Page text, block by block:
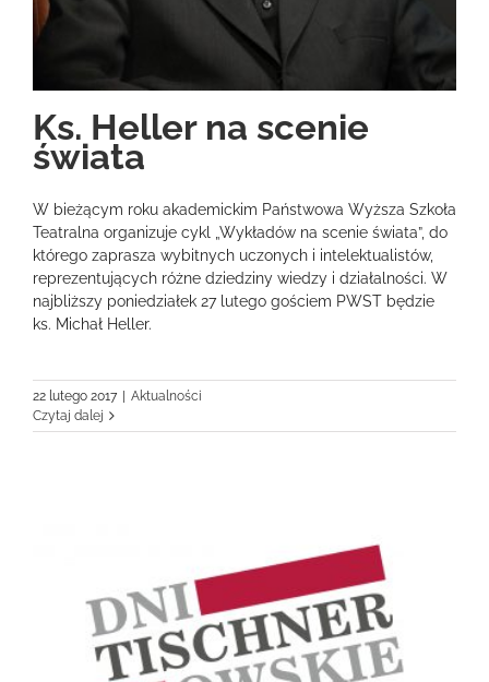
Ks. Heller na scenie
świata
W bieżącym roku akademickim Państwowa Wyższa Szkoła
Teatralna organizuje cykl „Wykładów na scenie świata”, do
którego zaprasza wybitnych uczonych i intelektualistów,
reprezentujących różne dziedziny wiedzy i działalności. W
najbliższy poniedziałek 27 lutego gościem PWST będzie
ks. Michał Heller.
22 lutego 2017
Aktualności
Czytaj dalej